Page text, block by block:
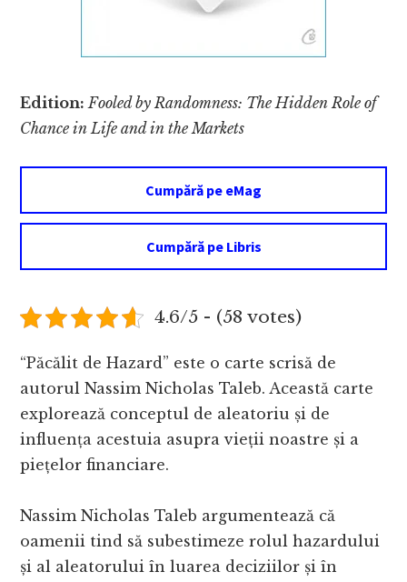
Edition:Fooled by Randomness: The Hidden Role of
Chance in Life and in the Markets
Cumpără pe eMag
Cumpără pe Libris
4.6/5 - (58 votes)
“Păcălit de Hazard” este o carte scrisă de
autorul Nassim Nicholas Taleb. Această carte
explorează conceptul de aleatoriu și de
influența acestuia asupra vieții noastre și a
piețelor financiare.
Nassim Nicholas Taleb argumentează că
oamenii tind să subestimeze rolul hazardului
și al aleatorului în luarea deciziilor și în